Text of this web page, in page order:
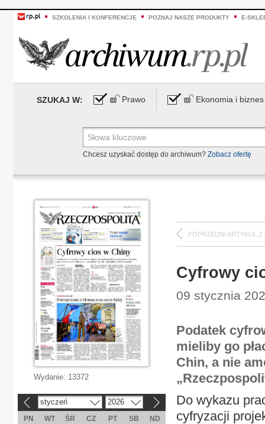
SZKOLENIA I KONFERENCJE POZNAJ NASZE PRODUKTY E-
SZUKAJ W: Prawo Ekonomia i biznes
Chcesz uzyskać dostęp do archiwum? Zobacz ofertę
POPRZEDNI ARTYKUŁ Z
Cyfrowy
09 stycznia
Podatek
mieliby go
Chin, a nie
Do wykazu
cyfryzacji
Wydanie: 13372
styczeń 2026
PN WT ŚR CZ PT SB
ND